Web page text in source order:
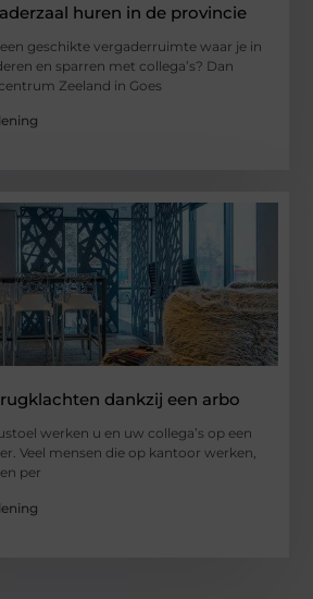
huren in de provincie
geschikte vergaderruimte waar je in
en sparren met collega’s? Dan
Zeeland in Goes
dankzij een arbo
werken u en uw collega’s op een
Veel mensen die op kantoor werken,
per